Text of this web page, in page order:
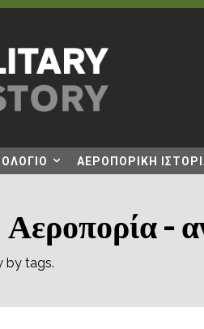
ΑΕΡΟΠΟΡΙΚΗ
-
by tags.